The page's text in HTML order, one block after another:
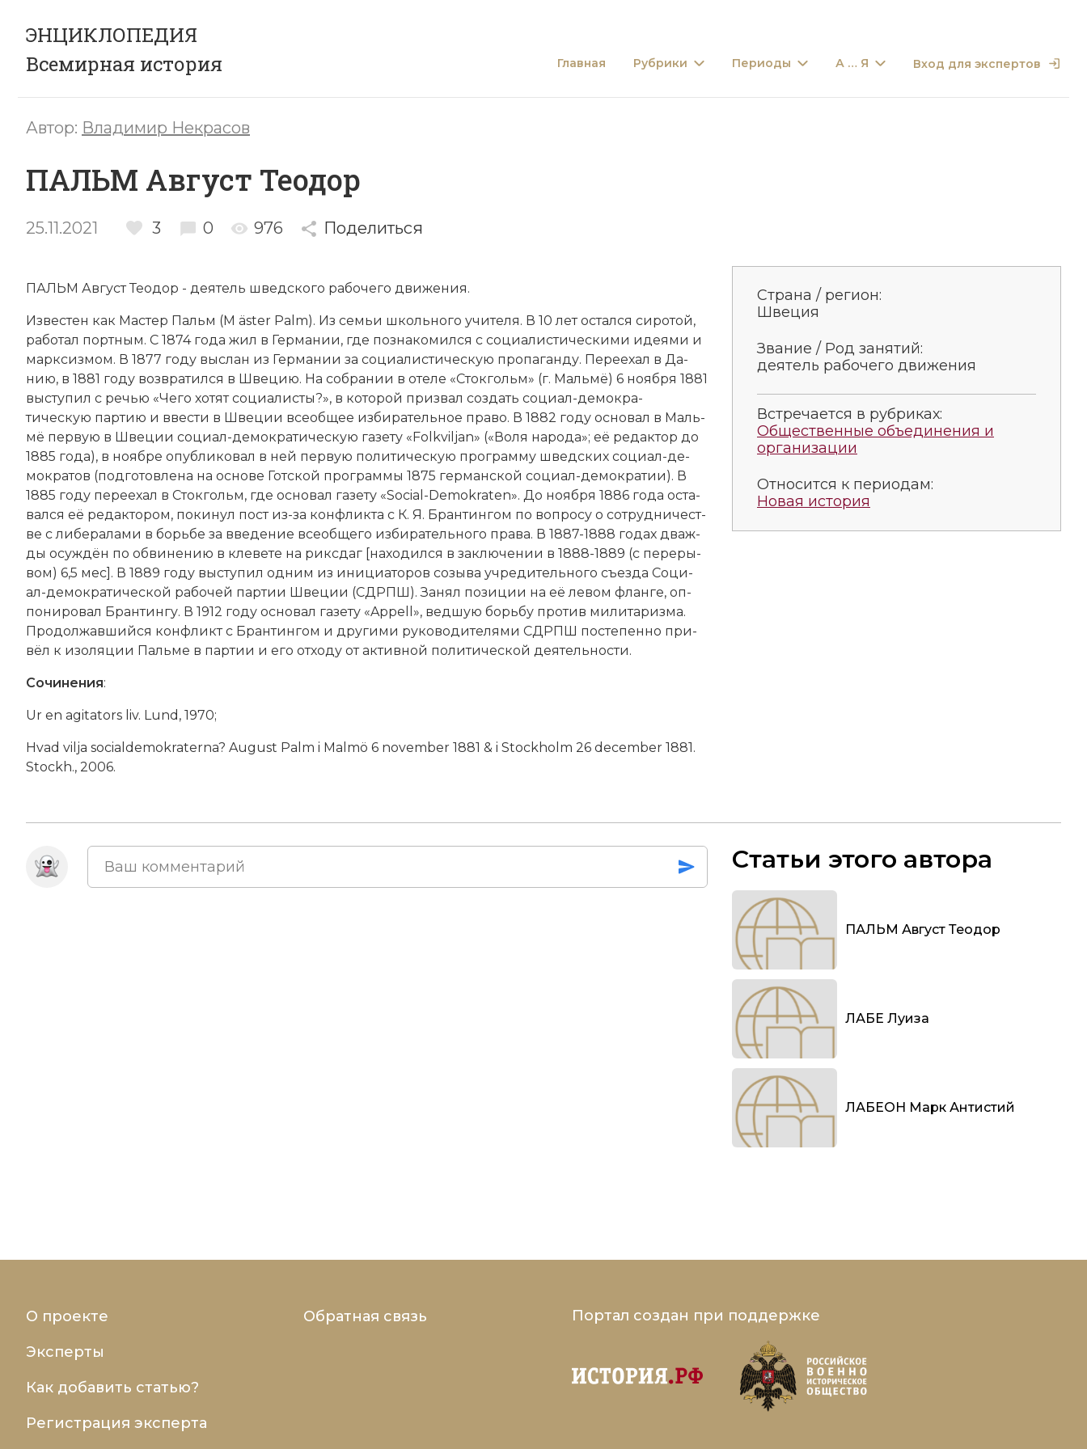
ЭНЦИКЛОПЕДИЯ
Всемирная история
Главная Рубрики Периоды А … Я Вход для экспертов
Автор: Владимир Некрасов
ПАЛЬМ Август Теодор
25.11.2021 3 0 976 Поделиться
ПАЛЬМ Август Теодор - дея­тель шведского ра­бо­че­го дви­же­ния.
Из­вес­тен как Мас­тер Пальм (M ̈as­ter Palm). Из се­мьи школь­но­го учи­те­ля. В 10 лет ос­тал­ся си­ро­той,
ра­бо­тал порт­ным. С 1874 года жил в Гер­ма­нии, где по­зна­ко­мил­ся с со­циа­ли­стическими идея­ми и
мар­к­сиз­мом. В 1877 году вы­слан из Гер­ма­нии за со­циа­ли­стическую про­па­ган­ду. Пе­ре­ехал в Да­
нию, в 1881 году воз­вра­тил­ся в Шве­цию. На со­б­ра­нии в оте­ле «Сток­гольм» (г. Маль­мё) 6 ноября 1881
вы­сту­пил с ре­чью «Че­го хо­тят со­циа­ли­сты?», в ко­то­рой при­звал соз­дать со­ци­ал-де­мо­кра­
тическую пар­тию и вве­сти в Шве­ции все­об­щее из­би­рательное пра­во. В 1882 году ос­но­вал в Маль­
мё пер­вую в Шве­ции со­ци­ал-де­мо­кра­тическую газету «Folk­viljan» («Во­ля на­ро­да»; её ре­дак­тор до
1885 года), в но­яб­ре опуб­ли­ко­вал в ней пер­вую по­ли­тическую про­грам­му шведских со­ци­ал-де­
мо­кра­тов (под­го­тов­ле­на на ос­но­ве Гот­ской про­грам­мы 1875 германской со­ци­ал-де­мо­кра­тии). В
1885 году пе­ре­ехал в Сток­гольм, где ос­но­вал газету «Social-De­mokraten». До но­ября 1886 года ос­та­
вал­ся её ре­дак­то­ром, по­ки­нул пост из-за кон­флик­та с К. Я. Бран­тин­гом по во­про­су о со­труд­ни­че­ст­
ве с ли­бе­ра­ла­ми в борь­бе за вве­де­ние все­об­ще­го из­би­рательного пра­ва. В 1887-1888 годах два­ж­
ды осу­ж­дён по об­ви­не­нию в кле­ве­те на рик­сдаг [на­хо­дил­ся в за­клю­че­нии в 1888-1889 (с пе­ре­ры­
вом) 6,5 мес]. В 1889 году вы­сту­пил од­ним из ини­циа­то­ров со­зы­ва уч­ре­дительного съез­да Со­ци­
ал-де­мо­кра­ти­че­ской ра­бо­чей пар­тии Шве­ции (СДРПШ). За­нял по­зи­ции на её ле­вом флан­ге, оп­
по­ни­ро­вал Бран­тин­гу. В 1912 году ос­но­вал газету «Appell», вед­шую борь­бу про­тив ми­ли­та­риз­ма.
Про­дол­жав­ший­ся кон­фликт с Бран­тин­гом и другими ру­ко­во­дите­ля­ми СДРПШ по­сте­пен­но при­
вёл к изо­ля­ции Пальме в пар­тии и его от­хо­ду от ак­тив­ной по­ли­тической дея­тель­но­сти.
Сочинения:
Ur en agitators liv. Lund, 1970;
Hvad vilja socialdemokraterna? August Palm i Malmö 6 november 1881 & i Stockholm 26 december 1881.
Stockh., 2006.
Страна / регион:
Швеция
Звание / Род занятий:
дея­тель ра­бо­че­го дви­же­ния
Встречается в рубриках:
Общественные объединения и
организации
Относится к периодам:
Новая история
Статьи этого автора
ПАЛЬМ Август Теодор
ЛАБЕ Луиза
ЛАБЕОН Марк Антистий
О проекте
Эксперты
Как добавить статью?
Регистрация эксперта
Обратная связь Портал создан при поддержке